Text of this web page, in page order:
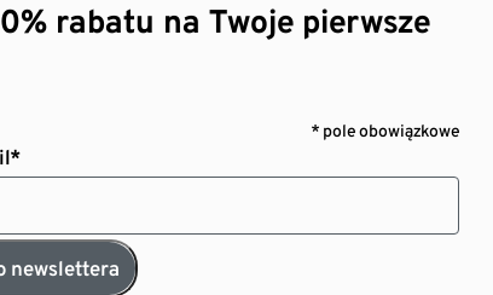
rabatu na Twoje pierwsze
* pole obowiązkowe
newslettera